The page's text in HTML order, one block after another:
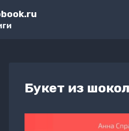
Букет из